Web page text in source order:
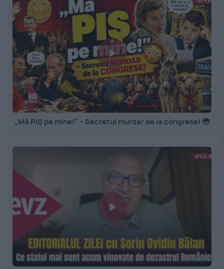
„Mă PIȘ pe mine!” – Secretul murdar de la congrese! 😳